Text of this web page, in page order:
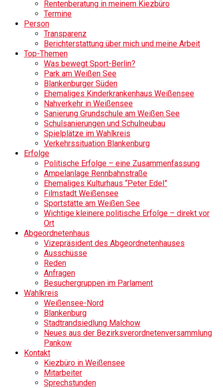
Rentenberatung in meinem Kiezbüro
Termine
Person
Transparenz
Berichterstattung über mich und meine Arbeit
Top-Themen
Was bewegt Sport-Berlin?
Park am Weißen See
Blankenburger Süden
Ehemaliges Kinderkrankenhaus Weißensee
Nahverkehr in Weißensee
Sanierung Grundschule am Weißen See
Schulsanierungen und Schulneubau
Spielplätze im Wahlkreis
Verkehrssituation Blankenburg
Erfolge
Politische Erfolge – eine Zusammenfassung
Ampelanlage Rennbahnstraße
Ehemaliges Kulturhaus “Peter Edel”
Filmstadt Weißensee
Sportstätte am Weißen See
Wichtige kleinere politische Erfolge – direkt vor
Ort
Abgeordnetenhaus
Vizepräsident des Abgeordnetenhauses
Ausschüsse
Reden
Anfragen
Besuchergruppen im Parlament
Wahlkreis
Weißensee-Nord
Blankenburg
Stadtrandsiedlung Malchow
Neues aus der Bezirksverordnetenversammlung
Pankow
Kontakt
Kiezbüro in Weißensee
Mitarbeiter
Sprechstunden